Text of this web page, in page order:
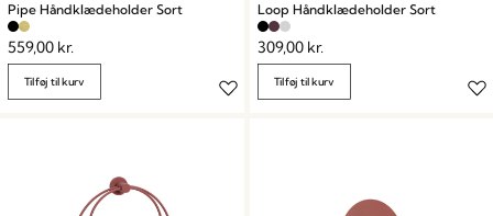
Pipe Håndklædeholder Sort
559,00 kr.
Tilføj til kurv
Loop Håndklædeholder Sort
309,00 kr.
Tilføj til kurv